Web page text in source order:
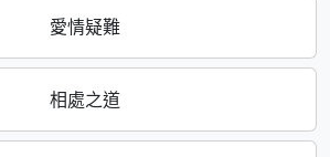
愛情疑難
相處之道